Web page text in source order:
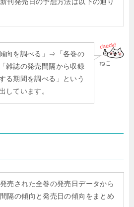
刊発売日の予想方法は以下の通り
ねこ
向を調べる」⇒「各巻の
雑誌の発売間隔から収録
る期間を調べる」という
しています。
売された全巻の発売日データから
隔の傾向と発売日の傾向をまとめ